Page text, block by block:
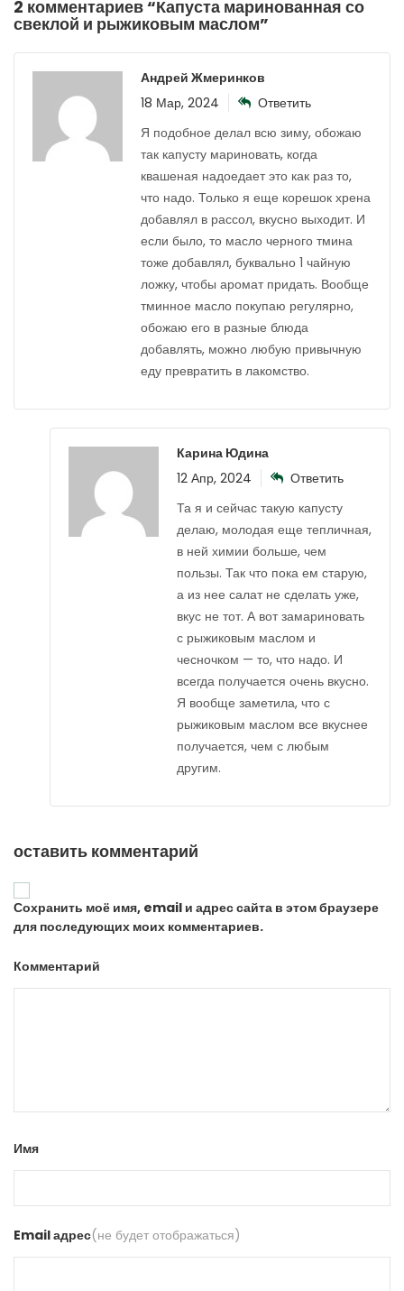
2 комментариев “Капуста маринованная со
свеклой и рыжиковым маслом”
Андрей Жмеринков
18 Мар, 2024
Ответить
Я подобное делал всю зиму, обожаю
так капусту мариновать, когда
квашеная надоедает это как раз то,
что надо. Только я еще корешок хрена
добавлял в рассол, вкусно выходит. И
если было, то масло черного тмина
тоже добавлял, буквально 1 чайную
ложку, чтобы аромат придать. Вообще
тминное масло покупаю регулярно,
обожаю его в разные блюда
добавлять, можно любую привычную
еду превратить в лакомство.
Карина Юдина
12 Апр, 2024
Ответить
Та я и сейчас такую капусту
делаю, молодая еще тепличная,
в ней химии больше, чем
пользы. Так что пока ем старую,
а из нее салат не сделать уже,
вкус не тот. А вот замариновать
с рыжиковым маслом и
чесночком — то, что надо. И
всегда получается очень вкусно.
Я вообще заметила, что с
рыжиковым маслом все вкуснее
получается, чем с любым
другим.
оставить комментарий
Сохранить моё имя, email и адрес сайта в этом браузере
для последующих моих комментариев.
Комментарий
Имя
Email адрес(не будет отображаться)